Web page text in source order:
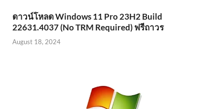
ดาวน์โหลด Windows 11 Pro 23H2 Build
22631.4037 (No TRM Required) ฟรีถาวร
August 18, 2024